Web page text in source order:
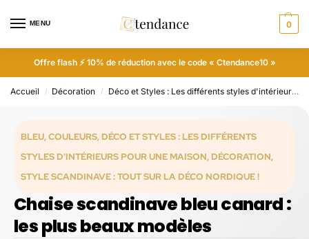
MENU 0
Offre flash ⚡ 10% de réduction avec le code « Ctendance10 »
Accueil / Décoration / Déco et Styles : Les différents styles d'intérieurs pour une maison
BLEU,COULEURS, DÉCO ET STYLES : LES DIFFÉRENTS
STYLES D'INTÉRIEURS POUR UNE MAISON, DÉCORATION,
STYLE SCANDINAVE : TOUT SUR LA DÉCO NORDIQUE !
Chaise scandinave bleu canard :
les plus beaux modèles